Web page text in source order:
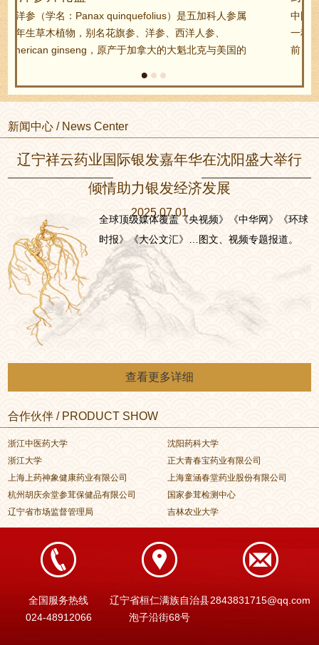
中国是最早应用人参的国家和地区，并将人参发展成了
一种特殊的文化，这是对世界的一大贡献。早在2000年
前，《神农本草经》中对野山参的药用价值就有了详细
气，明目，开心益智，久服轻身延年”。李时珍在《本
草纲目》中称野山参为“神草”，谓“人参治男妇一切虚
症，发热自汗，眩晕”。在现代的中草药书籍中，记载
人参有大补元气，固脱生津，安神益智的功能。 《野山
参鉴定及分等质量GB/T 18765-2015》国家标准将自然
生长于深山密林15年以上的人参可称之为野山参。
新闻中心 / News Center
辽宁祥云药业国际银发嘉年华在沈阳盛大举行
倾情助力银发经济发展
2025.07.01
全球顶级媒体覆盖《央视频》《中华网》《环球
时报》《大公文汇》…图文、视频专题报道。
查看更多详细
合作伙伴 / PRODUCT SHOW
浙江中医药大学
沈阳药科大学
浙江大学
正大青春宝药业有限公司
上海上药神象健康药业有限公司
上海童涵春堂药业股份有限公司
杭州胡庆余堂参茸保健品有限公司
国家参茸检测中心
辽宁省市场监督管理局
吉林农业大学
全国服务热线
024-48912066
辽宁省桓仁满族自治县
泡子沿街68号
2843831715@qq.com